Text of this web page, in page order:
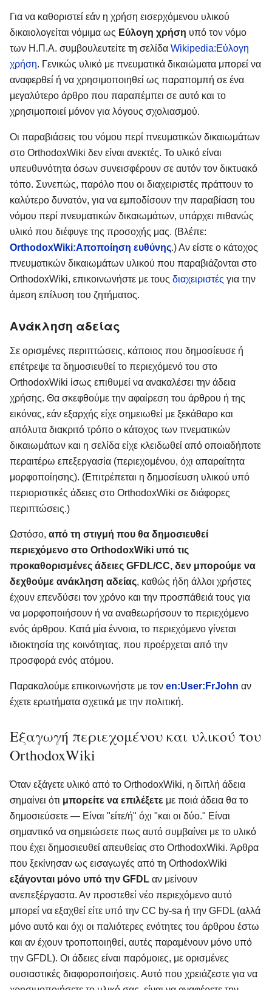
Για να καθοριστεί εάν η χρήση εισερχόμενου υλικού
δικαιολογείται νόμιμα ως Εύλογη χρήση υπό τον νόμο
των Η.Π.Α. συμβουλευτείτε τη σελίδα Wikipedia:Εύλογη
χρήση. Γενικώς υλικό με πνευματικά δικαιώματα μπορεί να
αναφερθεί ή να χρησιμοποιηθεί ως παραπομπή σε ένα
μεγαλύτερο άρθρο που παραπέμπει σε αυτό και το
χρησιμοποιεί μόνον για λόγους σχολιασμού.
Οι παραβιάσεις του νόμου περί πνευματικών δικαιωμάτων
στο OrthodoxWiki δεν είναι ανεκτές. Το υλικό είναι
υπευθυνότητα όσων συνεισφέρουν σε αυτόν τον δικτυακό
τόπο. Συνεπώς, παρόλο που οι διαχειριστές πράττουν το
καλύτερο δυνατόν, για να εμποδίσουν την παραβίαση του
νόμου περί πνευματικών δικαιωμάτων, υπάρχει πιθανώς
υλικό που διέφυγε της προσοχής μας. (Βλέπε:
OrthodoxWiki:Αποποίηση ευθύνης.) Αν είστε ο κάτοχος
πνευματικών δικαιωμάτων υλικού που παραβιάζονται στο
OrthodoxWiki, επικοινωνήστε με τους διαχειριστές για την
άμεση επίλυση του ζητήματος.
Ανάκληση αδείας
Σε ορισμένες περιπτώσεις, κάποιος που δημοσίευσε ή
επέτρεψε τα δημοσιευθεί το περιεχόμενό του στο
OrthodoxWiki ίσως επιθυμεί να ανακαλέσει την άδεια
χρήσης. Θα σκεφθούμε την αφαίρεση του άρθρου ή της
εικόνας, εάν εξαρχής είχε σημειωθεί με ξεκάθαρο και
απόλυτα διακριτό τρόπο ο κάτοχος των πνεματικών
δικαιωμάτων και η σελίδα είχε κλειδωθεί από οποιαδήποτε
περαιτέρω επεξεργασία (περιεχομένου, όχι απαραίτητα
μορφοποίησης). (Επιτρέπεται η δημοσίευση υλικού υπό
περιοριστικές άδειες στο OrthodoxWiki σε διάφορες
περιπτώσεις.)
Ωστόσο, από τη στιγμή που θα δημοσιευθεί
περιεχόμενο στο OrthodoxWiki υπό τις
προκαθορισμένες άδειες GFDL/CC, δεν μπορούμε να
δεχθούμε ανάκληση αδείας, καθώς ήδη άλλοι χρήστες
έχουν επενδύσει τον χρόνο και την προσπάθειά τους για
να μορφοποιήσουν ή να αναθεωρήσουν το περιεχόμενο
ενός άρθρου. Κατά μία έννοια, το περιεχόμενο γίνεται
ιδιοκτησία της κοινότητας, που προέρχεται από την
προσφορά ενός ατόμου.
Παρακαλούμε επικοινωνήστε με τον en:User:FrJohn αν
έχετε ερωτήματα σχετικά με την πολιτική.
Εξαγωγή περιεχομένου και υλικού του
OrthodoxWiki
Όταν εξάγετε υλικό από το OrthodoxWiki, η διπλή άδεια
σημαίνει ότι μπορείτε να επιλέξετε με ποιά άδεια θα το
δημοσιεύσετε — Είναι "είτε/ή" όχι "και οι δύο." Είναι
σημαντικό να σημειώσετε πως αυτό συμβαίνει με το υλικό
που έχει δημοσιευθεί απευθείας στο OrthodoxWiki. Άρθρα
που ξεκίνησαν ως εισαγωγές από τη OrthodoxWiki
εξάγονται μόνο υπό την GFDL αν μείνουν
ανεπεξέργαστα. Αν προστεθεί νέο περιεχόμενο αυτό
μπορεί να εξαχθεί είτε υπό την CC by-sa ή την GFDL (αλλά
μόνο αυτό και όχι οι παλιότερες ενότητες του άρθρου έστω
και αν έχουν τροποποιηθεί, αυτές παραμένουν μόνο υπό
την GFDL). Οι άδειες είναι παρόμοιες, με ορισμένες
ουσιαστικές διαφοροποιήσεις. Αυτό που χρειάζεστε για να